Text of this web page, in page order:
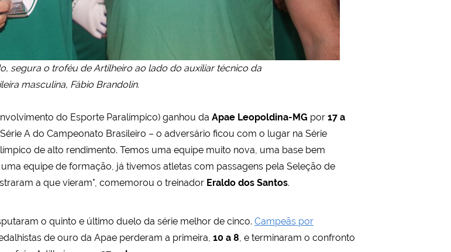
segura o troféu de Artilheiro ao lado do auxiliar técnico da
masculina, Fábio Brandolin.
do Esporte Paralímpico) ganhou da Apae Leopoldina-MG por 17 a
A do Campeonato Brasileiro – o adversário ficou com o lugar na Série
de alto rendimento. Temos uma equipe muito nova, uma base bem
equipe de formação, já tivemos atletas com passagens pela Seleção de
a que vieram", comemorou o treinador Eraldo dos Santos.
o quinto e último duelo da série melhor de cinco. Campeãs por
de ouro da Apae perderam a primeira, 10 a 8, e terminaram o confronto